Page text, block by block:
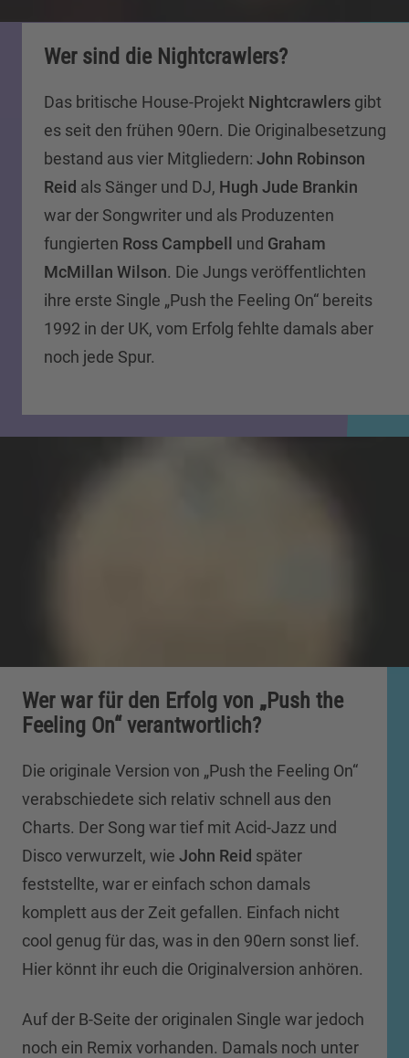
Wer sind die Nightcrawlers?
Das britische House-Projekt Nightcrawlers gibt
es seit den frühen 90ern. Die Originalbesetzung
bestand aus vier Mitgliedern: John Robinson
Reid als Sänger und DJ, Hugh Jude Brankin
war der Songwriter und als Produzenten
fungierten Ross Campbell und Graham
McMillan Wilson. Die Jungs veröffentlichten
ihre erste Single „Push the Feeling On“ bereits
1992 in der UK, vom Erfolg fehlte damals aber
noch jede Spur.
Wer war für den Erfolg von „Push the
Feeling On“ verantwortlich?
Die originale Version von „Push the Feeling On“
verabschiedete sich relativ schnell aus den
Charts. Der Song war tief mit Acid-Jazz und
Disco verwurzelt, wie John Reid später
feststellte, war er einfach schon damals
komplett aus der Zeit gefallen. Einfach nicht
cool genug für das, was in den 90ern sonst lief.
Hier könnt ihr euch die Originalversion anhören.
Auf der B-Seite der originalen Single war jedoch
noch ein Remix vorhanden. Damals noch unter